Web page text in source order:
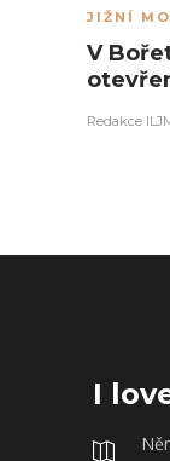
JIŽNÍ
V
Redakce
I